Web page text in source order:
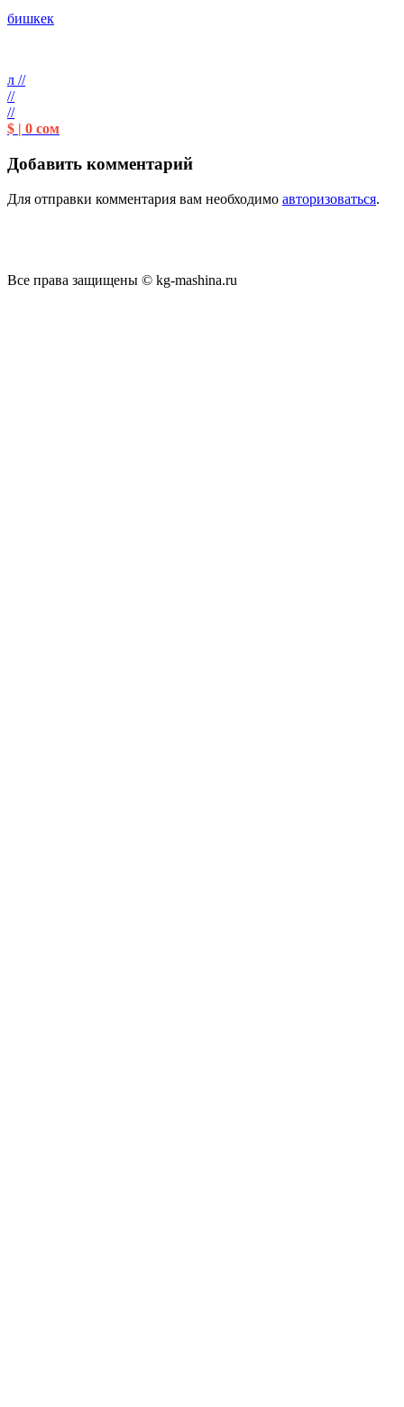
бишкек
л //
//
//
$ | 0 сом
Добавить комментарий
Для отправки комментария вам необходимо авторизоваться.
Все права защищены © kg-mashina.ru